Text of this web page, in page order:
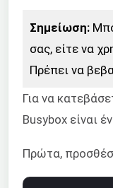
Σημείωση:
σας, είτε να
Πρέπει να
Για να
Busybox είναι
Πρώτα,